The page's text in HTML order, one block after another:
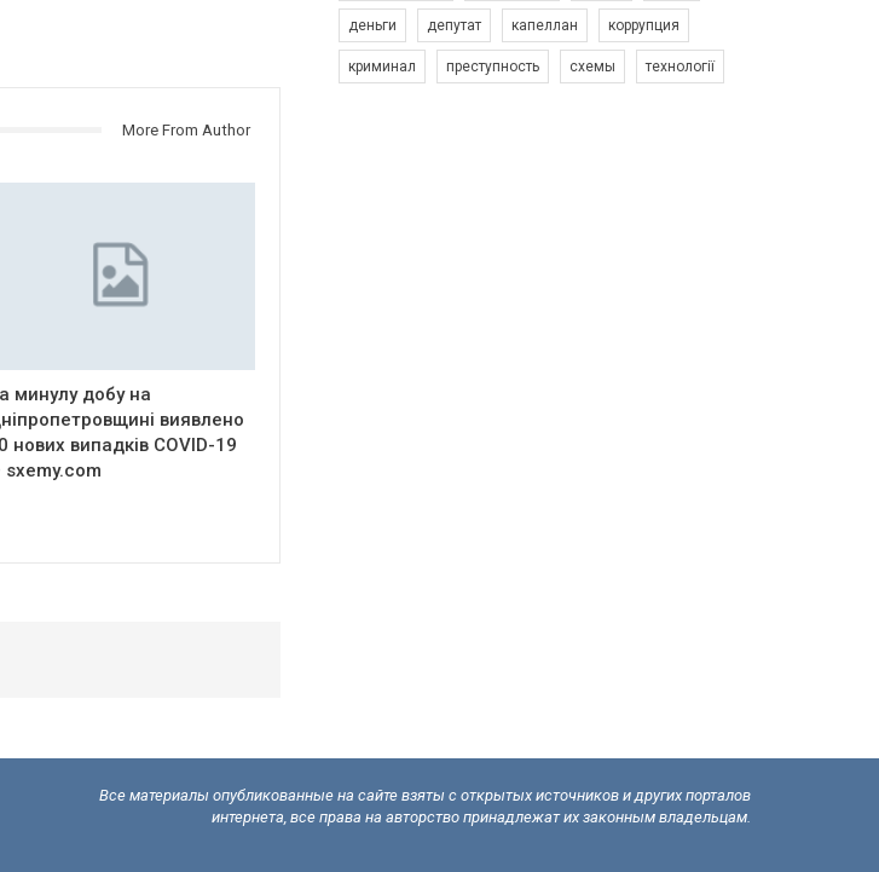
More From Author
минулу добу на
виявлено
нових випадків COVID-19
sxemy.com
деньги депутат капеллан коррупция
криминал преступность схемы технології
Все материалы опубликованные на сайте взяты с открытых источников и других порталов
интернета, все права на авторство принадлежат их законным владельцам.